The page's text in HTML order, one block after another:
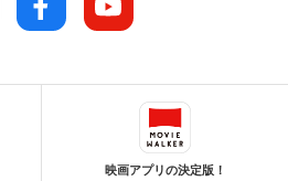
映画アプリの決定版！